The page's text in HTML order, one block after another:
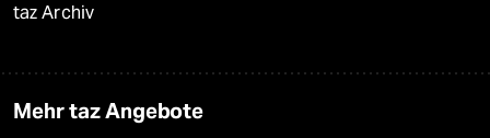
taz Archiv
Mehr taz Angebote